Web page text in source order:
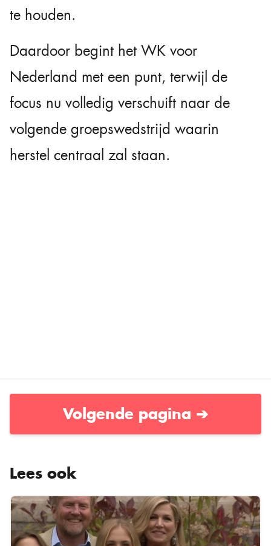
te houden.
Daardoor begint het WK voor
Nederland met een punt, terwijl de
focus nu volledig verschuift naar de
volgende groepswedstrijd waarin
herstel centraal zal staan.
Volgende pagina ➔
Lees ook